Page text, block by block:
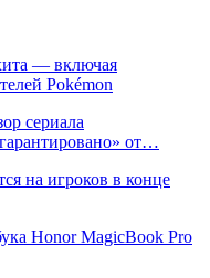
— включая
Pokémon
сериала
от…
на игроков в конце
Honor MagicBook Pro